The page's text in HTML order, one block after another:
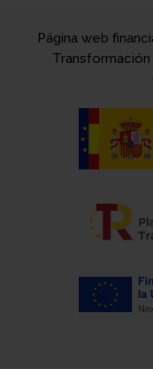
Página web